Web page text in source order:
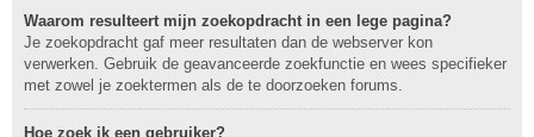
Waarom resulteert mijn zoekopdracht in een lege pagina?
Je zoekopdracht gaf meer resultaten dan de webserver kon
verwerken. Gebruik de geavanceerde zoekfunctie en wees specifieker
met zowel je zoektermen als de te doorzoeken forums.
Hoe zoek ik een gebruiker?